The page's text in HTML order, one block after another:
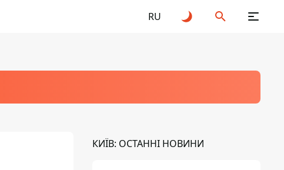
RU
КИЇВ: ОСТАННІ НОВИНИ